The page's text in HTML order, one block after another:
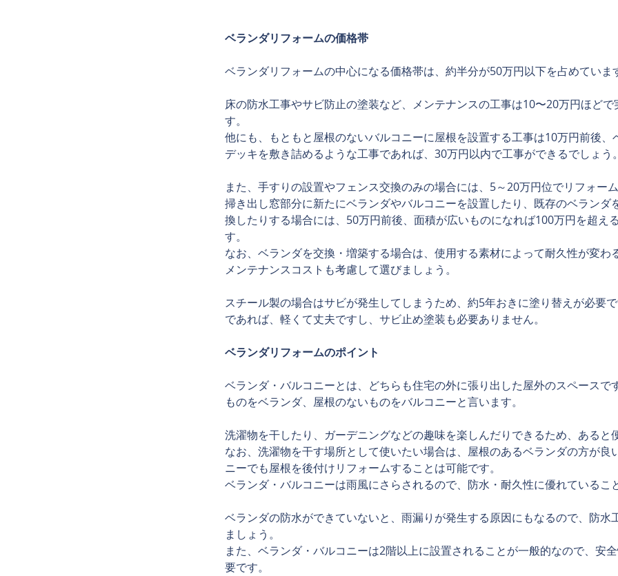
ベランダリフォームの価格帯
ベランダリフォームの中心になる価格帯は、約半分が50万円以下を占めていま
床の防水工事やサビ防止の塗装など、メンテナンスの工事は10〜20万円ほどで
す。
他にも、もともと屋根のないバルコニーに屋根を設置する工事は10万円前後、
デッキを敷き詰めるような工事であれば、30万円以内で工事ができるでしょう
また、手すりの設置やフェンス交換のみの場合には、5～20万円位でリフォー
掃き出し窓部分に新たにベランダやバルコニーを設置したり、既存のベランダ
換したりする場合には、50万円前後、面積が広いものになれば100万円を超え
す。
なお、ベランダを交換・増築する場合は、使用する素材によって耐久性が変わ
メンテナンスコストも考慮して選びましょう。
スチール製の場合はサビが発生してしまうため、約5年おきに塗り替えが必要
であれば、軽くて丈夫ですし、サビ止め塗装も必要ありません。
ベランダリフォームのポイント
ベランダ・バルコニーとは、どちらも住宅の外に張り出した屋外のスペースで
ものをベランダ、屋根のないものをバルコニーと言います。
洗濯物を干したり、ガーデニングなどの趣味を楽しんだりできるため、あると
なお、洗濯物を干す場所として使いたい場合は、屋根のあるベランダの方が良
ニーでも屋根を後付けリフォームすることは可能です。
ベランダ・バルコニーは雨風にさらされるので、防水・耐久性に優れているこ
ベランダの防水ができていないと、雨漏りが発生する原因にもなるので、防水
ましょう。
また、ベランダ・バルコニーは2階以上に設置されることが一般的なので、安
要です。